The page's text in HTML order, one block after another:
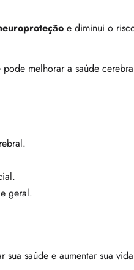
e diminui o
melhorar a saúde
geral.
saúde e aumentar sua